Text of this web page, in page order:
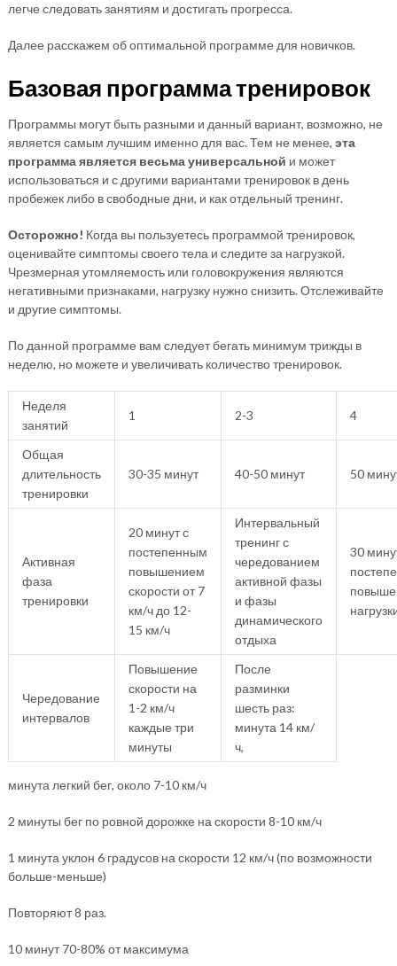
легче следовать занятиям и достигать прогресса.
Далее расскажем об оптимальной программе для новичков.
Базовая программа тренировок
Программы могут быть разными и данный вариант, возможно, не
является самым лучшим именно для вас. Тем не менее, эта
программа является весьма универсальной и может
использоваться и с другими вариантами тренировок в день
пробежек либо в свободные дни, и как отдельный тренинг.
Осторожно! Когда вы пользуетесь программой тренировок,
оценивайте симптомы своего тела и следите за нагрузкой.
Чрезмерная утомляемость или головокружения являются
негативными признаками, нагрузку нужно снизить. Отслеживайте
и другие симптомы.
По данной программе вам следует бегать минимум трижды в
неделю, но можете и увеличивать количество тренировок.
Неделя
занятий
1 2-3 4
Общая
длительность
тренировки
30-35 минут 40-50 минут 50
Активная
фаза
тренировки
20 минут с
постепенным
повышением
скорости от 7
км/ч до 12-
15 км/ч
Интервальный
тренинг с
чередованием
активной фазы
и фазы
динамического
отдыха
30
Чередование
интервалов
Повышение
скорости на
1-2 км/ч
каждые три
минуты
После
разминки
шесть раз:
минута 14 км/
ч,
минута легкий бег, около 7-10 км/ч
2 минуты бег по ровной дорожке на скорости 8-10 км/ч
1 минута уклон 6 градусов на скорости 12 км/ч (по возможности
больше-меньше)
Повторяют 8 раз.
10 минут 70-80% от максимума